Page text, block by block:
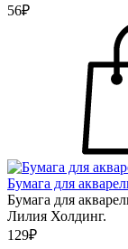
56₽
Бумага для
Бумага для
Лилия Холдинг.
129₽